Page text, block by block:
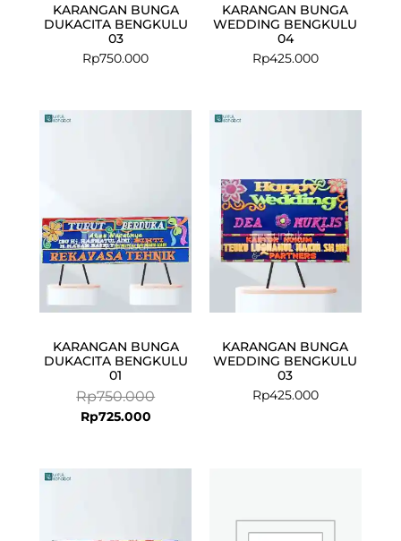
KARANGAN BUNGA
DUKACITA BENGKULU
03
Rp750.000
KARANGAN BUNGA
WEDDING BENGKULU
04
Rp425.000
KARANGAN BUNGA
DUKACITA BENGKULU
01
Rp750.000
Rp725.000
KARANGAN BUNGA
WEDDING BENGKULU
03
Rp425.000